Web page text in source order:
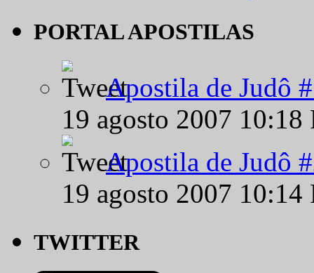
PORTAL APOSTILAS
Apostila de Judô
19 agosto 2007
Apostila de Judô
19 agosto 2007
TWITTER